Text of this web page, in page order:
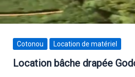
Cotonou Location de matériel
Location bâche drapée